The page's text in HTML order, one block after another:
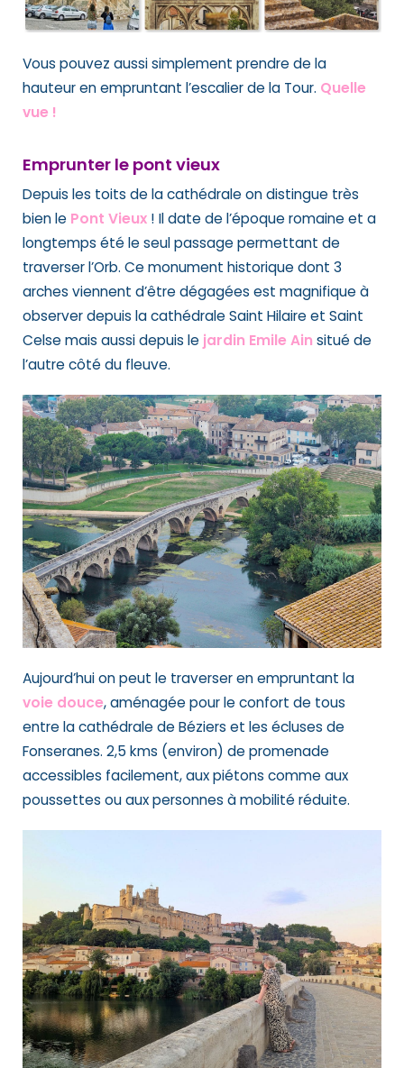
Vous pouvez aussi simplement prendre de la
hauteur en empruntant l’escalier de la Tour. Quelle
vue !
Emprunter le pont vieux
Depuis les toits de la cathédrale on distingue très
bien le Pont Vieux ! Il date de l’époque romaine et a
longtemps été le seul passage permettant de
traverser l’Orb. Ce monument historique dont 3
arches viennent d’être dégagées est magnifique à
observer depuis la cathédrale Saint Hilaire et Saint
Celse mais aussi depuis le jardin Emile Ain situé de
l’autre côté du fleuve.
Aujourd’hui on peut le traverser en empruntant la
voie douce, aménagée pour le confort de tous
entre la cathédrale de Béziers et les écluses de
Fonseranes. 2,5 kms (environ) de promenade
accessibles facilement, aux piétons comme aux
poussettes ou aux personnes à mobilité réduite.